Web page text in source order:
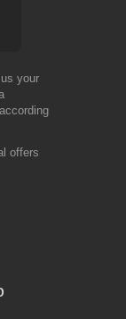
your
offers